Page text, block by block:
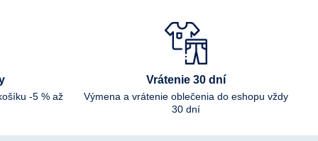
-5 % až
Vrátenie 30 dní
Výmena a vrátenie oblečenia do eshopu vždy
30 dní